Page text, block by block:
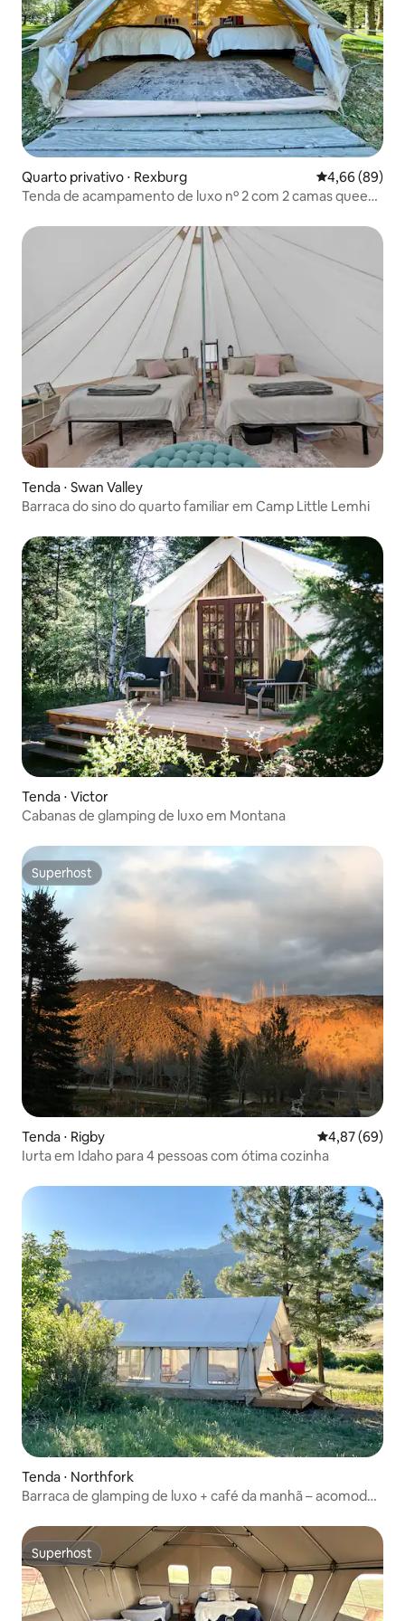
Quarto privativo ⋅ Rexburg 4,66 de uma
4,66 (89)
Tenda de acampamento de luxo nº 2 com 2 camas queen
Tenda ⋅ Swan Valley
Barraca do sino do quarto familiar em Camp Little Lemhi
Tenda ⋅ Victor
Cabanas de glamping de luxo em Montana
Superhost
Superhost
Tenda ⋅ Rigby 4,87 de uma
4,87 (69)
Iurta em Idaho para 4 pessoas com ótima cozinha
Tenda ⋅ Northfork
Barraca de glamping de luxo + café da manhã – acomoda
Superhost
Superhost